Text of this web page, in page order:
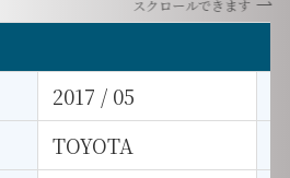
スクロールできます
2017 / 05
TOYOTA